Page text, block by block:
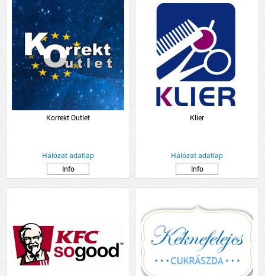
Korrekt Outlet
Hálózat adatlap
Info
Klier
Hálózat adatlap
Info